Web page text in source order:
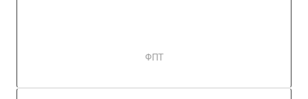
ФПТ